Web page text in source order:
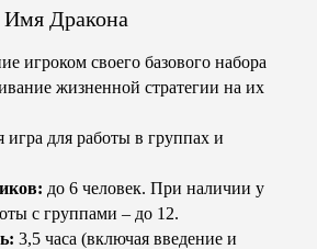
Дракона
игроком своего базового набора
жизненной стратегии на их
игра для работы в группах и
до 6 человек. При наличии у
с группами – до 12.
3,5 часа (включая введение и